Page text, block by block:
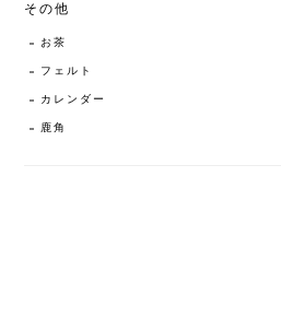
その他
お茶
フェルト
カレンダー
鹿角